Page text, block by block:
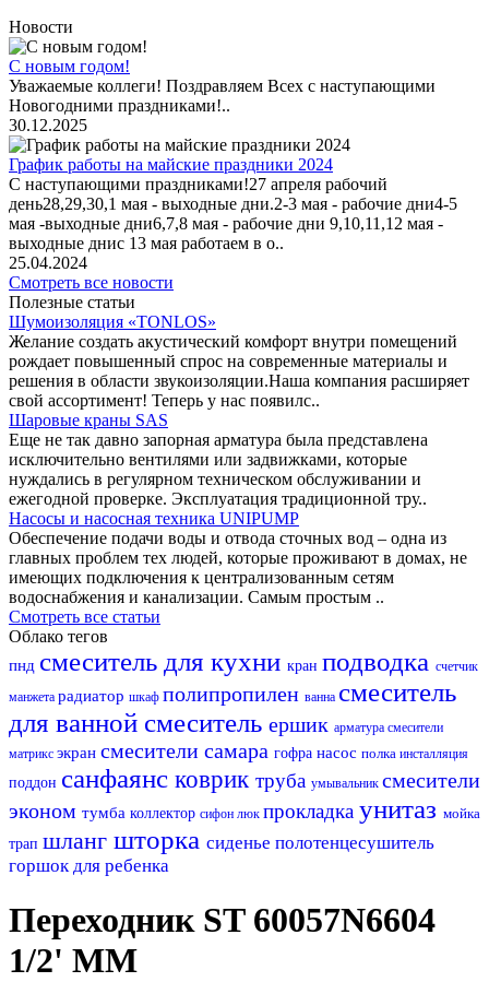
Новости
С новым годом!
Уважаемые коллеги! Поздравляем Всех с наступающими
Новогодними праздниками!..
30.12.2025
График работы на майские праздники 2024
С наступающими праздниками!27 апреля рабочий
день28,29,30,1 мая - выходные дни.2-3 мая - рабочие дни4-5
мая -выходные дни6,7,8 мая - рабочие дни 9,10,11,12 мая -
выходные днис 13 мая работаем в о..
25.04.2024
Смотреть все новости
Полезные статьи
Шумоизоляция «TONLOS»
Желание создать акустический комфорт внутри помещений
рождает повышенный спрос на современные материалы и
решения в области звукоизоляции.Наша компания расширяет
свой ассортимент! Теперь у нас появилс..
Шаровые краны SAS
Еще не так давно запорная арматура была представлена
исключительно вентилями или задвижками, которые
нуждались в регулярном техническом обслуживании и
ежегодной проверке. Эксплуатация традиционной тру..
Насосы и насосная техника UNIPUMP
Обеспечение подачи воды и отвода сточных вод – одна из
главных проблем тех людей, которые проживают в домах, не
имеющих подключения к централизованным сетям
водоснабжения и канализации. Самым простым ..
Смотреть все статьи
Облако тегов
пнд смеситель для кухни кран подводка счетчик
манжета радиатор шкаф полипропилен ванна смеситель
для ванной смеситель ершик арматура смесители
матрикс экран смесители самара гофра насос полка инсталляция
поддон санфаянс коврик труба умывальник смесители
эконом тумба коллектор сифон люк прокладка унитаз мойка
трап шланг шторка сиденье полотенцесушитель
горшок для ребенка
Переходник ST 60057N6604
1/2' MM